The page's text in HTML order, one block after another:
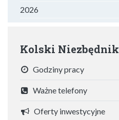
2026
Kolski Niezbędnik
Godziny pracy
Ważne telefony
Oferty inwestycyjne